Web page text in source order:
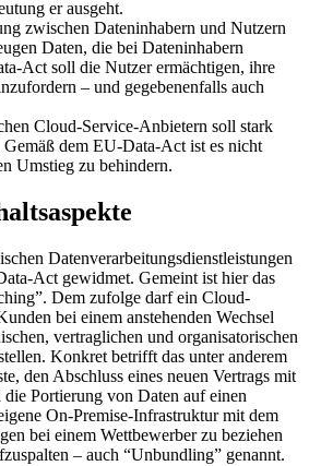
er ausgeht.
zwischen Dateninhabern und Nutzern
Daten, die bei Dateninhabern
Act soll die Nutzer ermächtigen, ihre
– und gegebenenfalls auch
Cloud-Service-Anbietern soll stark
dem EU-Data-Act ist es nicht
Umstieg zu behindern.
Datenverarbeitungsdienstleistungen
Act gewidmet. Gemeint ist hier das
Dem zufolge darf ein Cloud-
bei einem anstehenden Wechsel
vertraglichen und organisatorischen
Konkret betrifft das unter anderem
den Abschluss eines neuen Vertrags mit
Portierung von Daten auf einen
On-Premise-Infrastruktur mit dem
bei einem Wettbewerber zu beziehen
– auch “Unbundling” genannt.